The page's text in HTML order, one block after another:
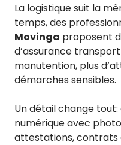
La logistique suit la
temps, des
Movinga proposent
d’assurance
manutention, plus
démarches sensibles.
Un détail change
numérique avec
attestations, contrats